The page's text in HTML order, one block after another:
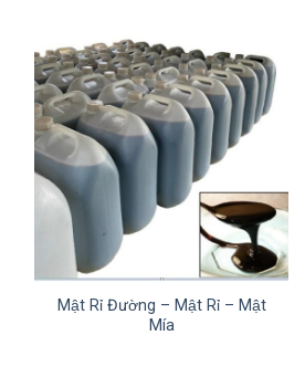
Mật Rỉ Đường – Mật Rỉ – Mật
Mía